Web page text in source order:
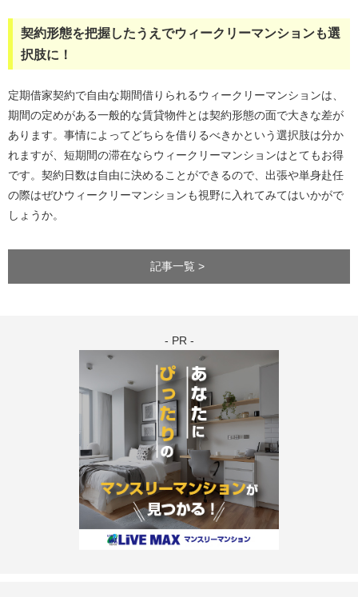
契約形態を把握したうえでウィークリーマンションも選
択肢に！
定期借家契約で自由な期間借りられるウィークリーマンションは、
期間の定めがある一般的な賃貸物件とは契約形態の面で大きな差が
あります。事情によってどちらを借りるべきかという選択肢は分か
れますが、短期間の滞在ならウィークリーマンションはとてもお得
です。契約日数は自由に決めることができるので、出張や単身赴任
の際はぜひウィークリーマンションも視野に入れてみてはいかがで
しょうか。
記事一覧 >
- PR -